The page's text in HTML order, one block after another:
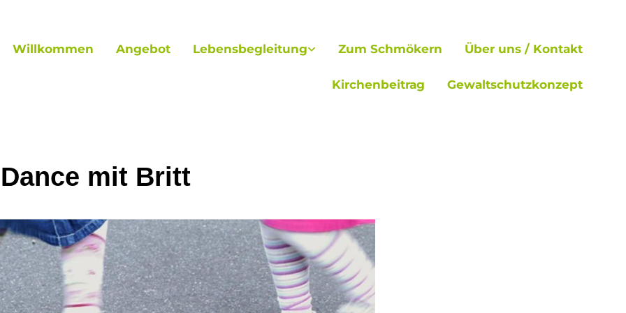
Willkommen Angebot Lebensbegleitung Zum Schmökern Über uns / Kontakt
Kirchenbeitrag Gewaltschutzkonzept
mit Britt